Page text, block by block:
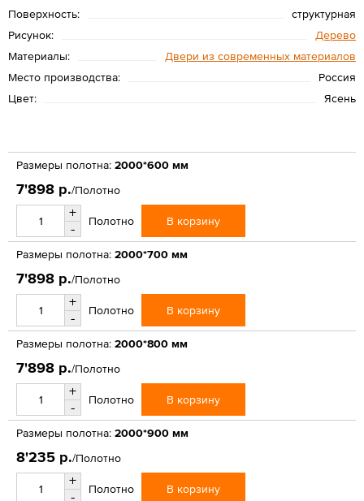
Поверхность:
структурная
Рисунок:
Дерево
Материалы:
Двери из современных материалов
Место производства:
Россия
Цвет:
Ясень
Размеры полотна: 2000*600 мм
7'898 р./Полотно
+
-
Полотно В корзину
Размеры полотна: 2000*700 мм
7'898 р./Полотно
+
-
Полотно В корзину
Размеры полотна: 2000*800 мм
7'898 р./Полотно
+
-
Полотно В корзину
Размеры полотна: 2000*900 мм
8'235 р./Полотно
+
-
Полотно В корзину